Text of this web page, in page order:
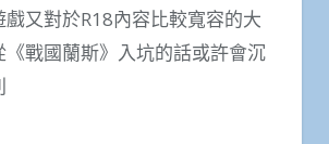
又對於R18內容比較寬容的大
《戰國蘭斯》入坑的話或許會沉